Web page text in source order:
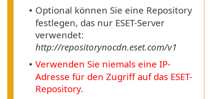
• Optional können Sie eine Repository
festlegen, das nur ESET-Server
verwendet:
http://repositorynocdn.eset.com/v1
• Verwenden Sie niemals eine IP-
Adresse für den Zugriff auf das ESET-
Repository.